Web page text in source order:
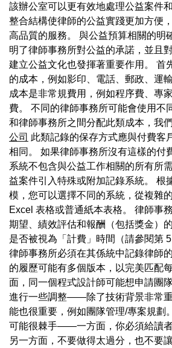
該辦公室可以更有效地處理公益案件
整合結構使律師的公益實踐更加方便
高品質的服務。 與公益預算相關的明
明了律師事務所對公益的承諾，並且
建立公益文化也發揮著重要作用。 首
的成本，例如影印、電話、郵政、運
成本是非常規費用，例如程序費、專
費。 不同的律師事務所可能會使用不
和律師事務所之間分配此類成本，我
公司 此類記錄的保存方式應與付費客
相同。 如果律師事務所沒有這樣的付
系統不包含與公益工作相關的所有所
益案件引入特殊或附加記錄系統。 根
模，您可以選擇不同的系統，從複雜
Excel 表格或普通紙本表格。 律師事
期望、績效評估和報酬（包括獎金）
是否被視為「計費」時間（請參閱第
律師事務所必須在其係統中記錄律師
的履歷可能有多個版本，以完美匹配
面，同一個程式設計師可能想申請團
進行一些調整——除了技術背景非常
能也很重要，例如團隊管理/專案規劃
可能很棘手——一方面，你必須給讀
另一方面，不要做得太過分，也不要